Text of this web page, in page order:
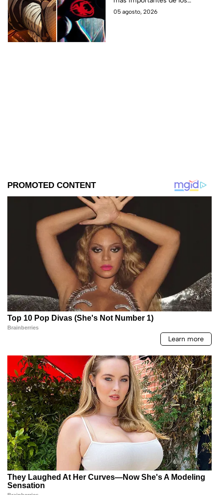
últimos años.
05 agosto, 2026